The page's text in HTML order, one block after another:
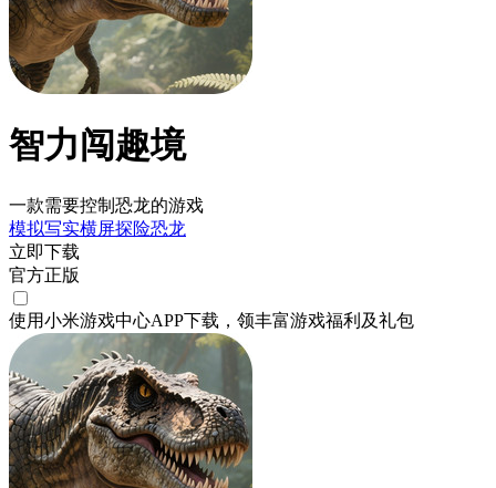
智力闯趣境
一款需要控制恐龙的游戏
模拟写实横屏探险恐龙
立即下载
官方正版
使用小米游戏中心APP下载 ，领丰富游戏福利 及礼包